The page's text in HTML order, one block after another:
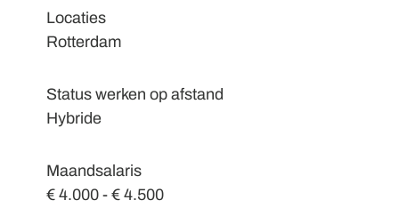
Locaties
Rotterdam
Status werken op afstand
Hybride
Maandsalaris
€ 4.000 - € 4.500